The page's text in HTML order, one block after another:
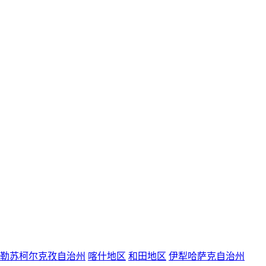
苏柯尔克孜自治州 喀什地区 和田地区 伊犁哈萨克自治州